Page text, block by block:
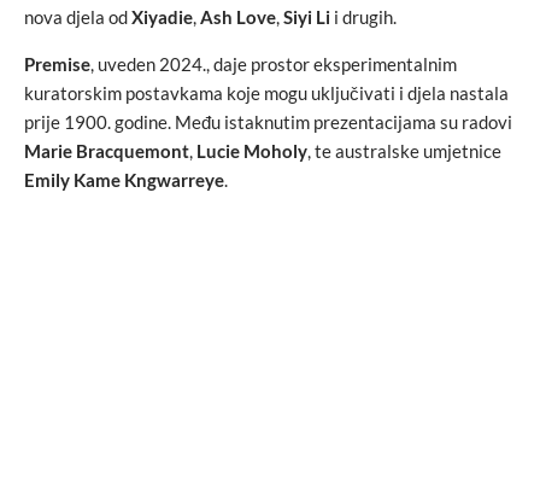
nova djela odXiyadie,Ash Love,Siyi Li i drugih.
Premise, uveden 2024., daje prostor eksperimentalnim
kuratorskim postavkama koje mogu uključivati i djela nastala
prije 1900. godine. Među istaknutim prezentacijama su radovi
Marie Bracquemont, Lucie Moholy, te australske umjetnice
Emily Kame Kngwarreye.